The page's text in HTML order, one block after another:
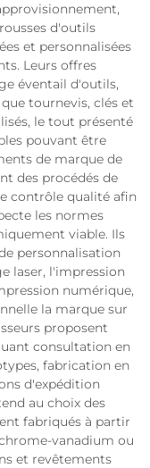
d'outils
et personnalisées
Leurs offres
éventail d'outils,
tournevis, clés et
le tout présenté
pouvant être
de marque de
des procédés de
contrôle qualité afin
les normes
viable. Ils
personnalisation
laser, l'impression
numérique,
la marque sur
proposent
consultation en
fabrication en
d'expédition
au choix des
fabriqués à partir
vanadium ou
et revêtements